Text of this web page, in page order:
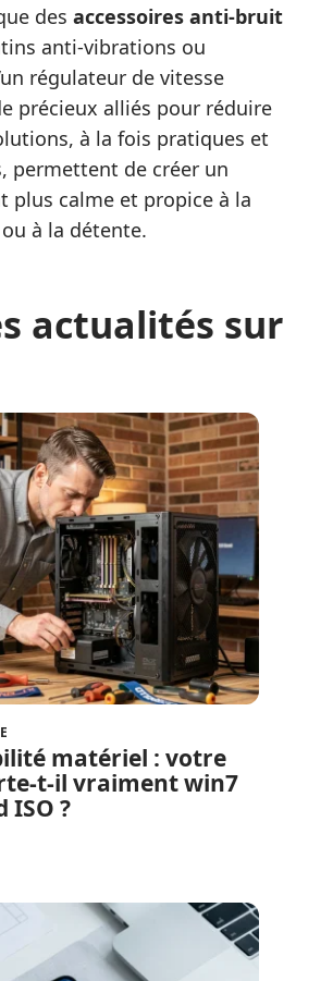
des accessoires anti-bruit
anti-vibrations ou
régulateur de vitesse
précieux alliés pour réduire
à la fois pratiques et
permettent de créer un
plus calme et propice à la
à la détente.
actualités sur
matériel : votre
t-il vraiment win7
ISO ?